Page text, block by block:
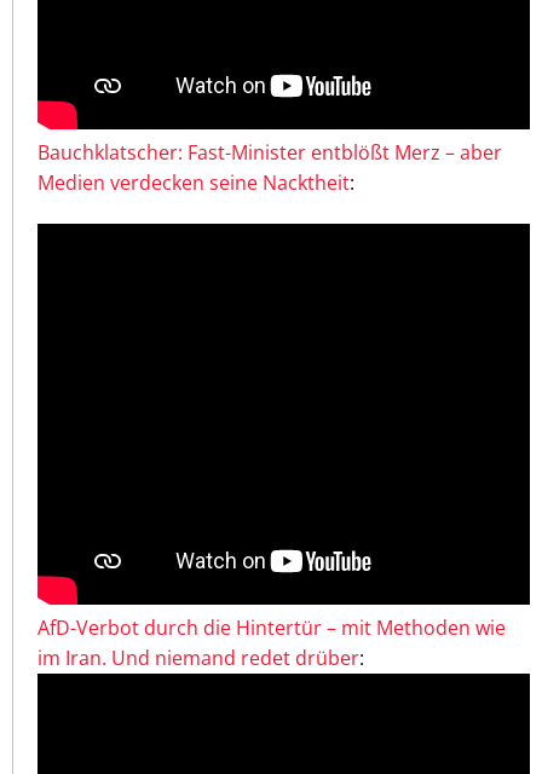
Bauchklatscher: Fast-Minister entblößt Merz – aber
Medien verdecken seine Nacktheit:
AfD-Verbot durch die Hintertür – mit Methoden wie
im Iran. Und niemand redet drüber: